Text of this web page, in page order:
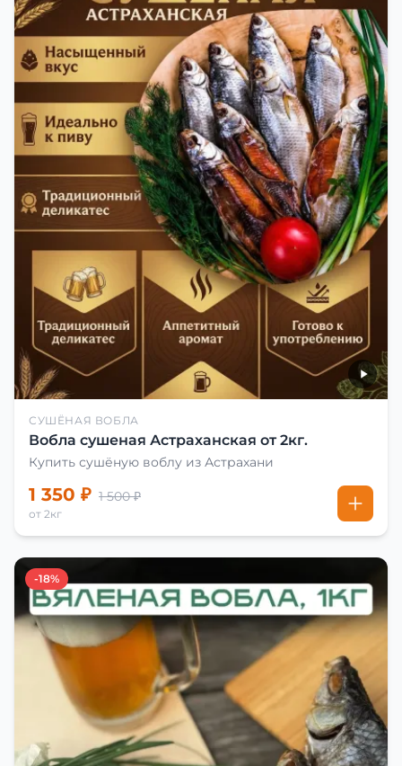
СУШЁНАЯ ВОБЛА
Вобла сушеная Астраханская от 2кг.
Купить сушёную воблу из Астрахани
1 350 ₽ 1 500 ₽
от 2кг
-18%